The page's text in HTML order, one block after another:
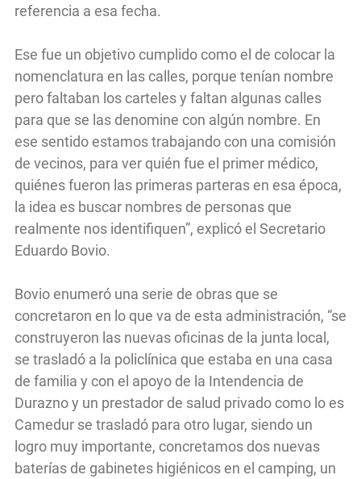
referencia a esa fecha.
Ese fue un objetivo cumplido como el de colocar la
nomenclatura en las calles, porque tenían nombre
pero faltaban los carteles y faltan algunas calles
para que se las denomine con algún nombre. En
ese sentido estamos trabajando con una comisión
de vecinos, para ver quién fue el primer médico,
quiénes fueron las primeras parteras en esa época,
la idea es buscar nombres de personas que
realmente nos identifiquen”, explicó el Secretario
Eduardo Bovio.
Bovio enumeró una serie de obras que se
concretaron en lo que va de esta administración, “se
construyeron las nuevas oficinas de la junta local,
se trasladó a la policlínica que estaba en una casa
de familia y con el apoyo de la Intendencia de
Durazno y un prestador de salud privado como lo es
Camedur se trasladó para otro lugar, siendo un
logro muy importante, concretamos dos nuevas
baterías de gabinetes higiénicos en el camping, un